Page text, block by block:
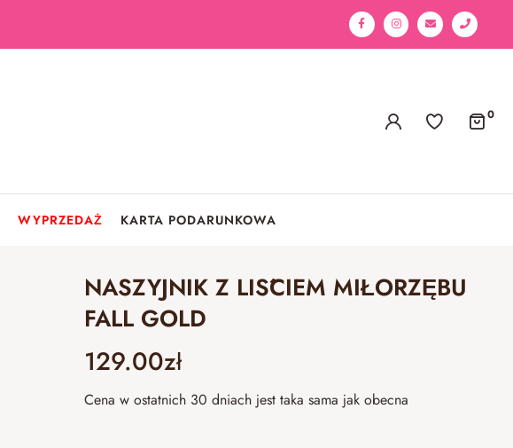
0
WYPRZEDAŻ KARTA PODARUNKOWA
NASZYJNIK Z LIŚCIEM MIŁORZĘBU
FALL GOLD
129.00zł
Cena w ostatnich 30 dniach jest taka sama jak obecna